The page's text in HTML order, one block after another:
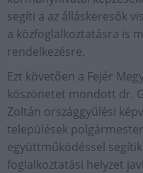
segíti a az álláskeresők
a közfoglalkoztatásra is
rendelkezésre.
Ezt követően a Fejér
köszönetet mondott dr.
Zoltán országgyűlési
települések
együttműködéssel
foglalkoztatási helyzet